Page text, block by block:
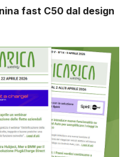
fast C50 dal design